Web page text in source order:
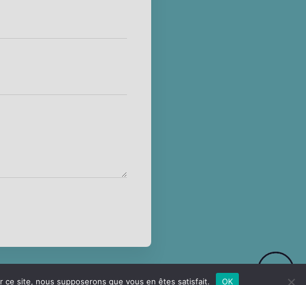
ce site, nous supposerons que vous en êtes satisfait. OK